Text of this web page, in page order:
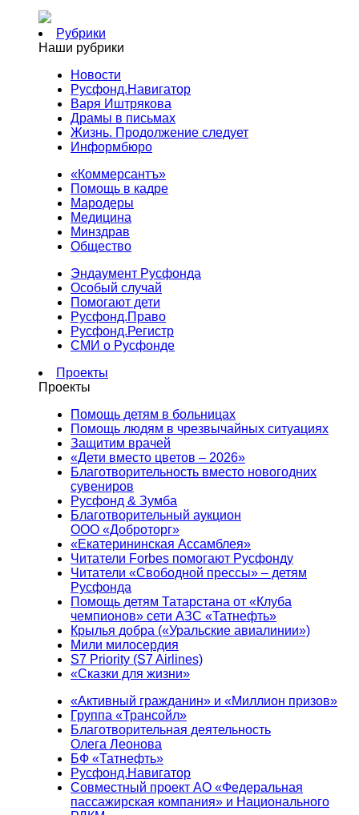
Рубрики
Наши рубрики
Новости
Русфонд.Навигатор
Варя Иштрякова
Драмы в письмах
Жизнь. Продолжение следует
Информбюро
«Коммерсантъ»
Помощь в кадре
Мародеры
Медицина
Минздрав
Общество
Эндаумент Русфонда
Особый случай
Помогают дети
Русфонд.Право
Русфонд.Регистр
СМИ о Русфонде
Проекты
Проекты
Помощь детям в больницах
Помощь людям в чрезвычайных ситуациях
Защитим врачей
«Дети вместо цветов – 2026»
Благотворительность вместо новогодних
сувениров
Русфонд & Зумба
Благотворительный аукцион
ООО «Доброторг»
«Екатерининская Ассамблея»
Читатели Forbes помогают Русфонду
Читатели «Свободной прессы» – детям
Русфонда
Помощь детям Татарстана от «Клуба
чемпионов» сети АЗС «Татнефть»
Крылья добра («Уральские авиалинии»)
Мили милосердия
S7 Priority (S7 Airlines)
«Сказки для жизни»
«Активный гражданин» и «Миллион призов»
Группа «Трансойл»
Благотворительная деятельность
Олега Леонова
БФ «Татнефть»
Русфонд.Навигатор
Совместный проект АО «Федеральная
пассажирская компания» и Национального